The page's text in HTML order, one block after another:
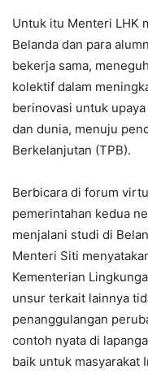
Untuk itu Menteri LHK
Belanda dan para
bekerja sama,
kolektif dalam
berinovasi untuk
dan dunia, menuju
Berkelanjutan (TPB).
Berbicara di forum
pemerintahan kedua
menjalani studi di
Menteri Siti
Kementerian
unsur terkait lainnya
penanggulangan
contoh nyata di
baik untuk masyarakat